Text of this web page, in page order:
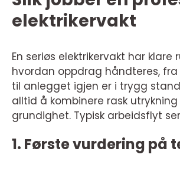
elektrikervakt
En seriøs elektrikervakt har klare
hvordan oppdrag håndteres,
til anlegget igjen er i trygg
alltid å kombinere rask
grundighet. Typisk arbeidsflyt
1. Første vurdering på